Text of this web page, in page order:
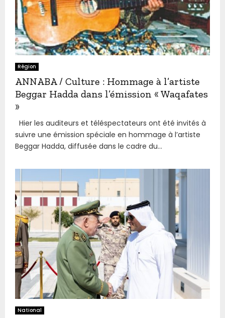
Région
ANNABA / Culture : Hommage à l’artiste
Beggar Hadda dans l’émission « Waqafates
»
Hier les auditeurs et téléspectateurs ont été invités à
suivre une émission spéciale en hommage à l’artiste
Beggar Hadda, diffusée dans le cadre du...
National